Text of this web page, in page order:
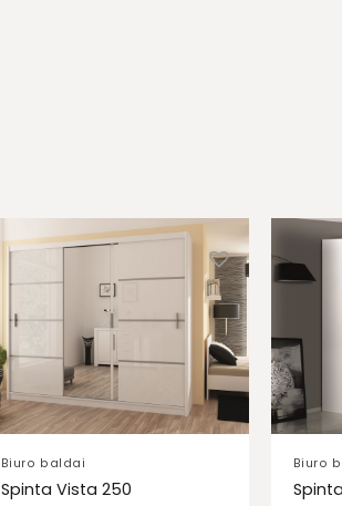
Biuro baldai
Spinta Vista 250
Biuro